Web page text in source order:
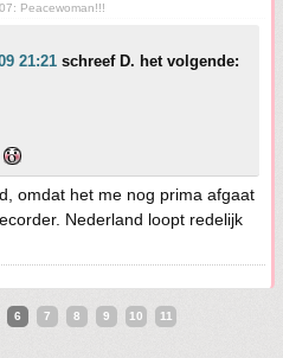
Peacewoman!!!
21:21 schreef D. het volgende:
omdat het me nog prima afgaat
Nederland loopt redelijk
6 7 8 9 10 11